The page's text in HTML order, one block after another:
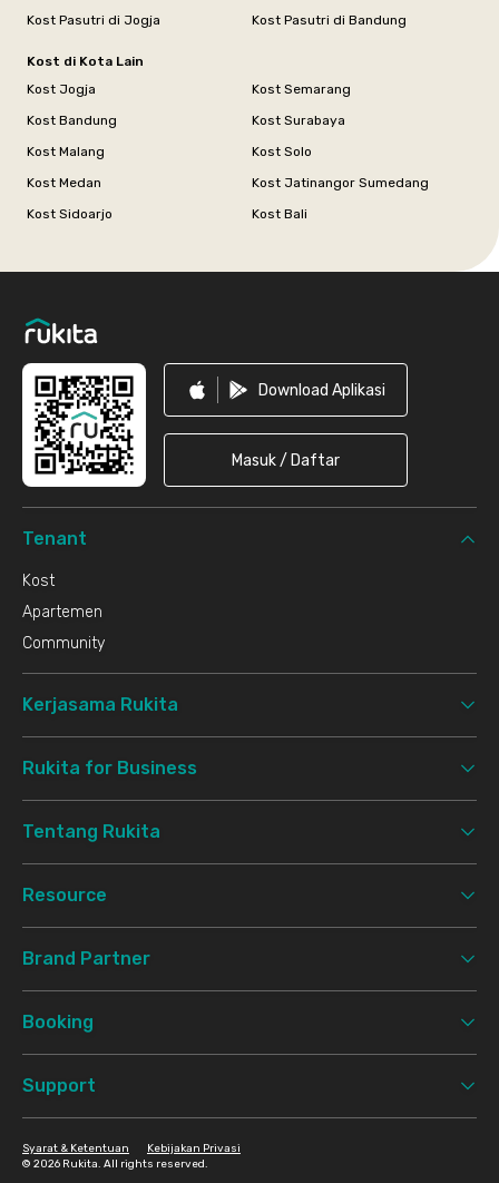
Kost Pasutri di Jogja
Kost Pasutri di Bandung
Kost di Kota Lain
Kost Jogja
Kost Semarang
Kost Bandung
Kost Surabaya
Kost Malang
Kost Solo
Kost Medan
Kost Jatinangor Sumedang
Kost Sidoarjo
Kost Bali
Download Aplikasi
Masuk / Daftar
Tenant
Kost
Apartemen
Community
Kerjasama Rukita
Rukita for Business
Tentang Rukita
Resource
Brand Partner
Booking
Support
© 2026 Rukita. All rights reserved.
Syarat & Ketentuan Kebijakan Privasi